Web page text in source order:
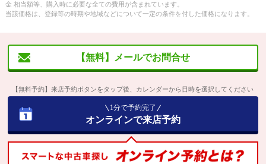
金 相当額等、購入時に必要な全ての費用が含まれています。
当該価格は、登録等の時期や地域などについて一定の条件を付した価格になります。
【無料】メールでお問合せ
【無料予約】来店予約ボタンをタップ後、カレンダーから日時を選択してください
1分で予約完了
オンラインで来店予約